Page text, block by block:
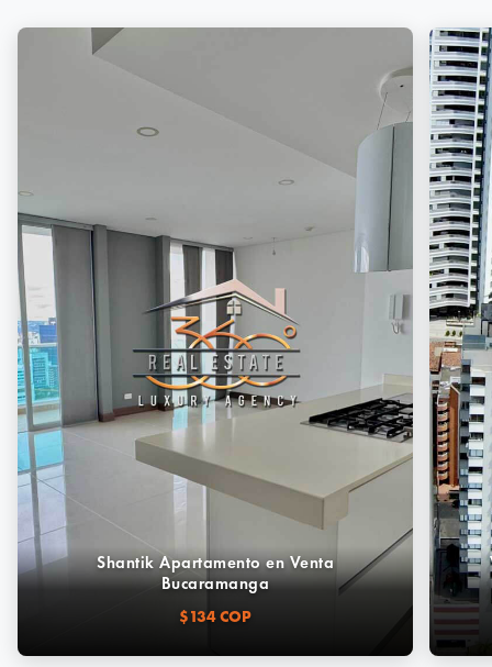
Shantik Apartamento en Venta
Bucaramanga
$134 COP